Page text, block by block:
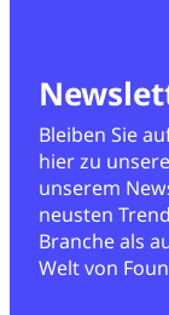
Bleiben Sie
hier zu
unserem
neusten
Branche als
Welt von